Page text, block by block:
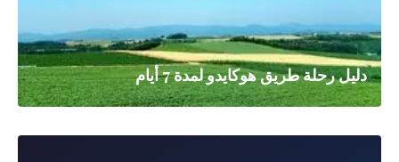
دليل رحلة طريق هوكايدو لمدة 7 أيام